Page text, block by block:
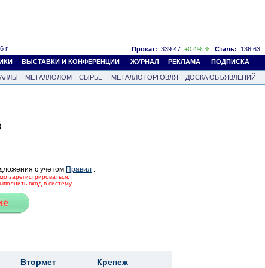
г. Прокат: 339.47 +0.4% Сталь: 136.63
ВЫСТАВКИ И КОНФЕРЕНЦИИ ЖУРНАЛ РЕКЛАМА ПОДПИСКА
МЕТАЛЛОЛОМ СЫРЬЕ МЕТАЛЛОТОРГОВЛЯ
ДОСКА ОБЪЯВЛЕНИЙ
с учетом Правил
зарегистрироваться.
вход в систему.
Втормет
Крепеж